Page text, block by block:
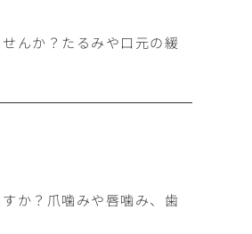
んか？たるみや口元の緩
か？爪噛みや唇噛み、歯